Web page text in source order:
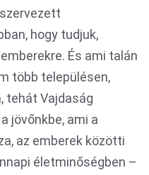
hogy tudjuk,
És ami talán
több településen,
tehát Vajdaság
jövőnkbe, ami a
az emberek közötti
életminőségben –